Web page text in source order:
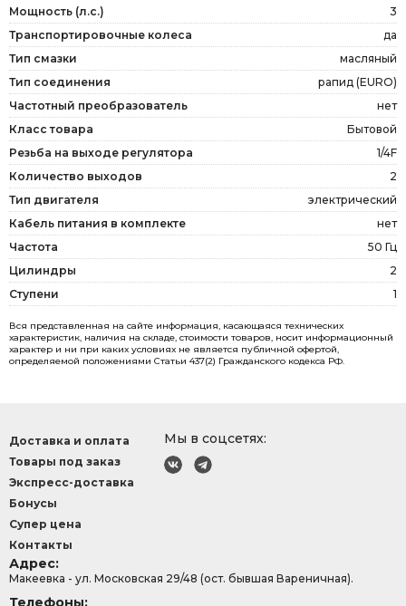
Мощность (л.с.)
3
Транспортировочные колеса
да
Тип смазки
масляный
Тип соединения
рапид (EURO)
Частотный преобразователь
нет
Класс товара
Бытовой
Резьба на выходе регулятора
1/4F
Количество выходов
2
Тип двигателя
электрический
Кабель питания в комплекте
нет
Частота
50 Гц
Цилиндры
2
Ступени
1
Вся представленная на сайте информация, касающаяся технических
характеристик, наличия на складе, стоимости товаров, носит информационный
характер и ни при каких условиях не является публичной офертой,
определяемой положениями Статьи 437(2) Гражданского кодекса РФ.
Мы в соцсетях:
Доставка и оплата
Товары под заказ
Экспресс-доставка
Бонусы
Супер цена
Контакты
Адрес:
Макеевка - ул. Московская 29/48 (ост. бывшая Вареничная).
Телефоны: